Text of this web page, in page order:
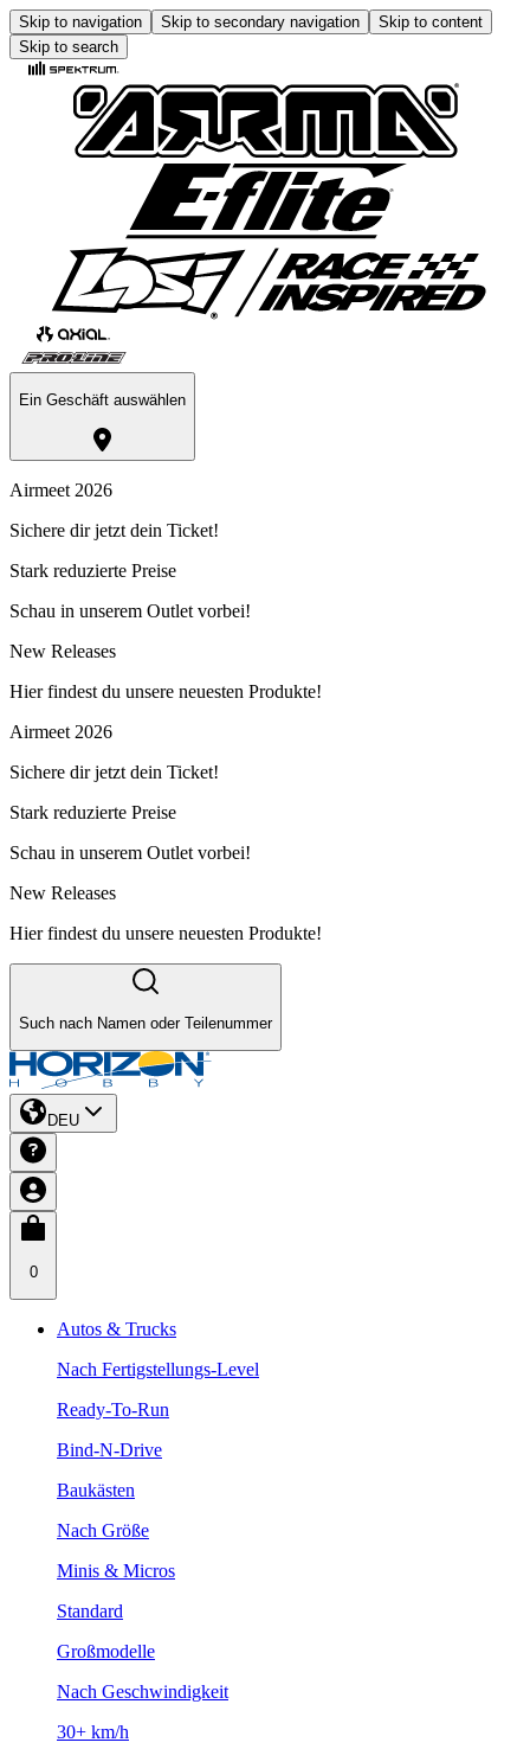
Skip to navigation Skip to secondary navigation
Skip to content
Skip to search
Ein Geschäft auswählen
Airmeet 2026
Sichere dir jetzt dein Ticket!
Stark reduzierte Preise
Schau in unserem Outlet vorbei!
New Releases
Hier findest du unsere neuesten Produkte!
Airmeet 2026
Sichere dir jetzt dein Ticket!
Stark reduzierte Preise
Schau in unserem Outlet vorbei!
New Releases
Hier findest du unsere neuesten Produkte!
Such nach Namen oder Teilenummer
DEU
0
Autos & Trucks
Nach Fertigstellungs-Level
Ready-To-Run
Bind-N-Drive
Baukästen
Nach Größe
Minis & Micros
Standard
Großmodelle
Nach Geschwindigkeit
30+ km/h